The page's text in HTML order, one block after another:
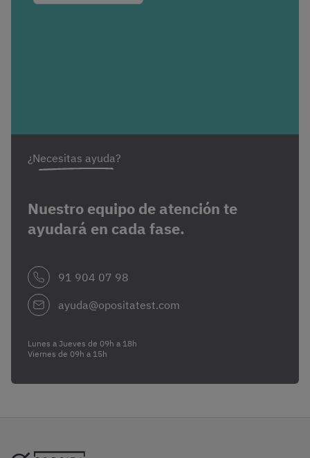
¿Necesitas ayuda?
Nuestro equipo de atención te
ayudará en cada fase.
91 904 07 98
ayuda@opositatest.com
Lunes a Jueves de 09h a 18h
Viernes de 09h a 15h